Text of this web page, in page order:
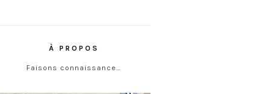
À PROPOS
Faisons connaissance…